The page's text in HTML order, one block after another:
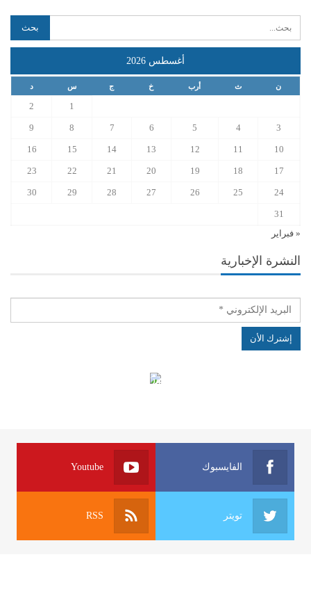
أغسطس 2026
ن ث أرب خ ج س د
1
2
3
4
5
6
7
8
9
10
11
12
13
14
15
16
17
18
19
20
21
22
23
24
25
26
27
28
29
30
31
« فبراير
النشرة الإخبارية
الهياكل الخاضعة لقانون النفاذ إلى المعلومة
الفايسبوك Youtube
تويتر RSS